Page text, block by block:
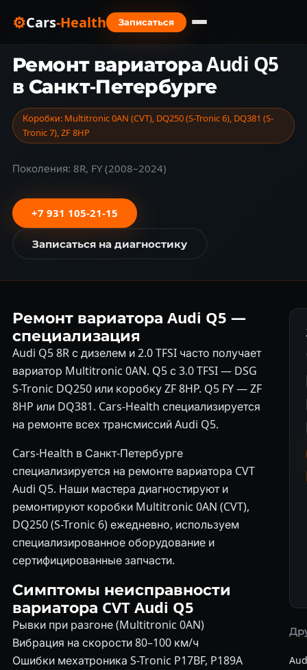
⚙Cars-Health
Записаться
Санкт-Петербург › Марки авто
Ремонт вариатора Audi Q5
в Санкт-Петербурге
Коробки: Multitronic 0AN (CVT), DQ250 (S-Tronic 6), DQ381 (S-
Tronic 7), ZF 8HP
Поколения: 8R, FY (2008–2024)
+7 931 105-21-15
Записаться на диагностику
Ремонт вариатора Audi Q5 —
специализация
Audi Q5 8R с дизелем и 2.0 TFSI часто получает
вариатор Multitronic 0AN. Q5 с 3.0 TFSI — DSG
S-Tronic DQ250 или коробку ZF 8HP. Q5 FY — ZF
8HP или DQ381. Cars-Health специализируется
на ремонте всех трансмиссий Audi Q5.
Cars-Health в Санкт-Петербурге
специализируется на ремонте вариатора CVT
Audi Q5. Наши мастера диагностируют и
ремонтируют коробки Multitronic 0AN (CVT),
DQ250 (S-Tronic 6) ежедневно, используем
специализированное оборудование и
сертифицированные запчасти.
Симптомы неисправности
вариатора CVT Audi Q5
Рывки при разгоне (Multitronic 0AN)
Вибрация на скорости 80–100 км/ч
Ошибки мехатроника S-Tronic P17BF, P189A